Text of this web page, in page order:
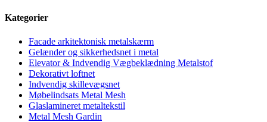
Kategorier
Facade arkitektonisk metalskærm
Gelænder og sikkerhedsnet i metal
Elevator & Indvendig Vægbeklædning Metalstof
Dekorativt loftnet
Indvendig skillevægsnet
Møbelindsats Metal Mesh
Glaslamineret metaltekstil
Metal Mesh Gardin